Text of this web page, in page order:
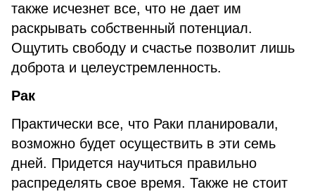
также исчезнет все, что не дает им
раскрывать собственный потенциал.
Ощутить свободу и счастье позволит лишь
доброта и целеустремленность.
Рак
Практически все, что Раки планировали,
возможно будет осуществить в эти семь
дней. Придется научиться правильно
распределять свое время. Также не стоит